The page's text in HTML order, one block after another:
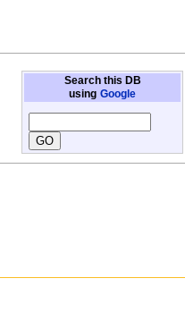
Search this DB
using Google